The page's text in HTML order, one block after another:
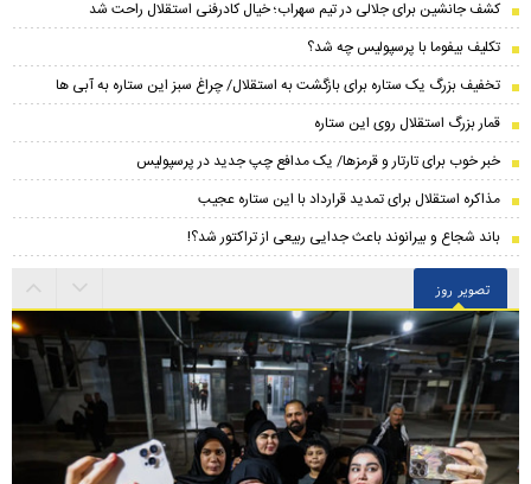
کشف جانشین برای جلالی در تیم سهراب؛ خیال کادرفنی استقلال راحت شد
تکلیف بیفوما با پرسپولیس چه شد؟
تخفیف بزرگ یک ستاره برای بازگشت به استقلال/ چراغ سبز این ستاره به آبی ها
قمار بزرگ استقلال روی این ستاره
خبر خوب برای تارتار و قرمزها/ یک مدافع چپ جدید در پرسپولیس
مذاکره استقلال برای تمدید قرارداد با این ستاره عجیب
باند شجاع و بیرانوند باعث جدایی ربیعی از تراکتور شد؟!
تصویر روز